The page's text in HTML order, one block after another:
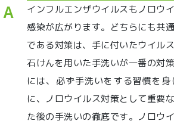
インフルエンザウイルスもノロウ
感染が広がります。どちらにも共
である対策は、手に付いたウイル
石けんを用いた手洗いが一番の対
には、必ず手洗いをする習慣を
に、ノロウイルス対策として重要
た後の手洗いの徹底です。ノロウ